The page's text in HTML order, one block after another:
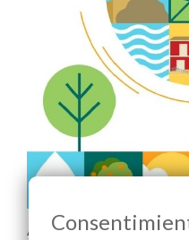
Areas relacionadas: